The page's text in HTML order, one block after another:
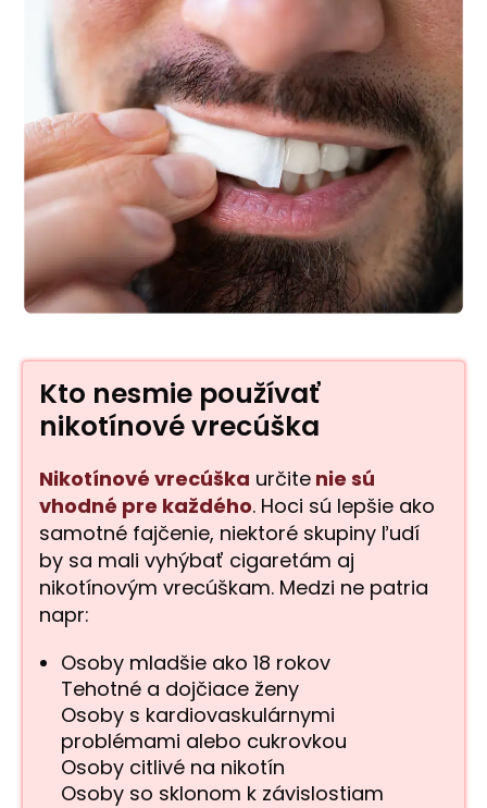
Kto nesmie používať
nikotínové vrecúška
Nikotínové vrecúška určite nie sú
vhodné pre každého. Hoci sú lepšie ako
samotné fajčenie, niektoré skupiny ľudí
by sa mali vyhýbať cigaretám aj
nikotínovým vrecúškam. Medzi ne patria
napr:
Osoby mladšie ako 18 rokov
Tehotné a dojčiace ženy
Osoby s kardiovaskulárnymi
problémami alebo cukrovkou
Osoby citlivé na nikotín
Osoby so sklonom k závislostiam